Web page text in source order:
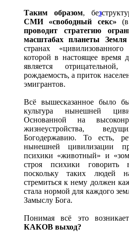
Таким образом, без
СМИ «свободный секс»
проводит стратегию
масштабах планеты Земля
странах
которой в настоящее время
является
рождаемость, а приток
эмигрантов.
Всё вышесказанное было
культура нынешней
Основанной на
жизнеустройства,
Богодержавию. То есть,
нынешней цивилизации
психики «животный» и
строя психики говорить
поскольку таких людей
стремиться к нему должен
стала нормой для каждого
Замыслу Бога.
Понимая всё это
КАКОВ выход?